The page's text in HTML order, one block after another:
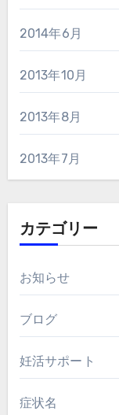
2014年6月
2013年10月
2013年8月
2013年7月
カテゴリー
お知らせ
ブログ
妊活サポート
症状名